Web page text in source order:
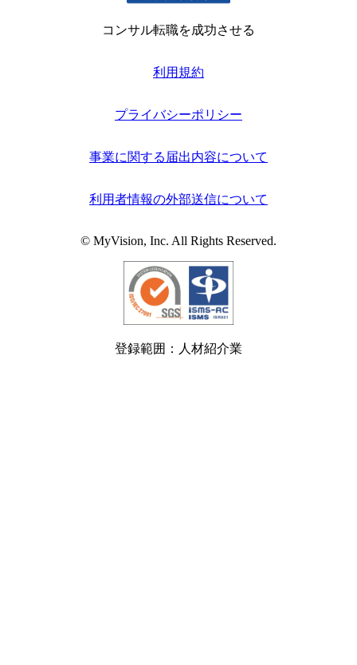
コンサル転職を成功させる
利用規約
プライバシーポリシー
事業に関する届出内容について
利用者情報の外部送信について
© MyVision, Inc. All Rights Reserved.
登録範囲：人材紹介業